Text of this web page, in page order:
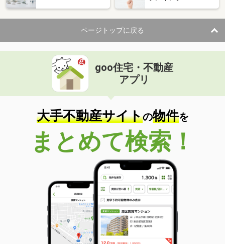
ページトップに戻る
goo住宅・不動産
アプリ
大手不動産サイトの物件を
まとめて検索！